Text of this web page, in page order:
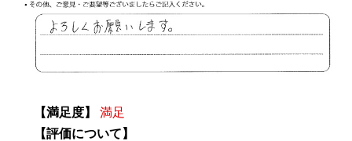
【満足度】
満足
【評価について】